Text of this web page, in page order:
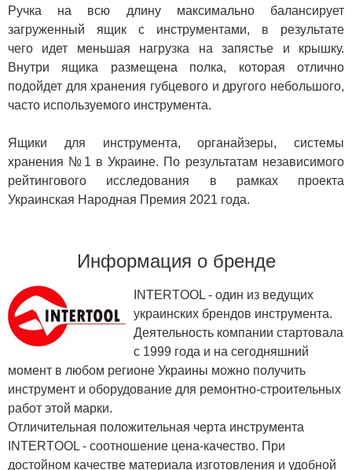
Ручка на всю длину максимально балансирует
загруженный ящик с инструментами, в результате
чего идет меньшая нагрузка на запястье и крышку.
Внутри ящика размещена полка, которая отлично
подойдет для хранения губцевого и другого небольшого,
часто используемого инструмента.
Ящики для инструмента, органайзеры, системы
хранения №1 в Украине. По результатам независимого
рейтингового исследования в рамках проекта
Украинская Народная Премия 2021 года.
Информация о бренде
INTERTOOL - один из ведущих
украинских брендов инструмента.
Деятельность компании стартовала
с 1999 года и на сегодняшний
момент в любом регионе Украины можно получить
инструмент и оборудование для ремонтно-строительных
работ этой марки.
Отличительная положительная черта инструмента
INTERTOOL - соотношение цена-качество. При
достойном качестве материала изготовления и удобной